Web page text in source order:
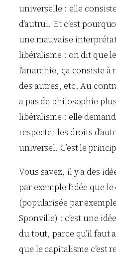
universelle : elle
d’autrui. Et c’est
une mauvaise
libéralisme : on dit que
l’anarchie, ça consiste à
des autres, etc. Au
a pas de philosophie
libéralisme : elle
respecter les droits
universel. C’est le
Vous savez, il y a des
par exemple l’idée que
(popularisée par
Sponville) : c’est une
du tout, parce qu’il faut
que le capitalisme c’est